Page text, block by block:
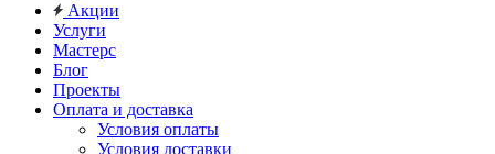
Акции
Услуги
Мастерс
Блог
Проекты
Оплата и доставка
Условия оплаты
Условия доставки